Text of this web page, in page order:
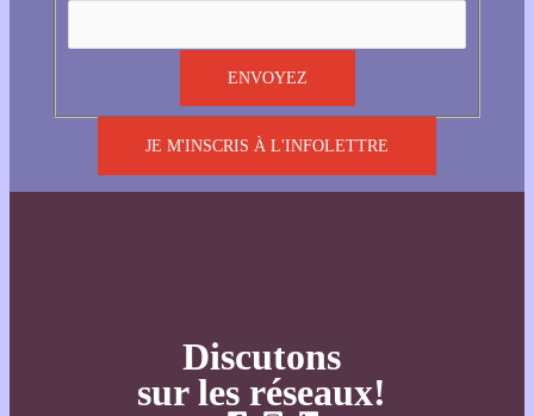
JE M'INSCRIS À L'INFOLETTRE
Discutons
sur les réseaux!